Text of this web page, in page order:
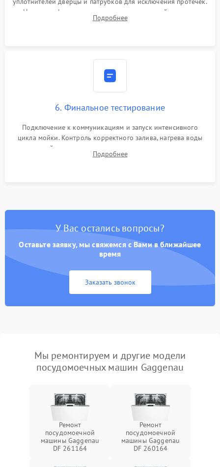
Надежная фиксация хомутов гидравлической системы,
сборка корпуса и установка датчика поплавка.
Подробнее
6. Финальное тестирование
Подключение к коммуникациям и запуск интенсивного
цикла мойки. Контроль корректного залива, нагрева воды
до нужной температуры, отсутствия посторонних шумов,
штатного слива и абсолютной сухости в поддоне.
Подробнее
У Вас остались вопросы?
Оставьте заявку, мы свяжемся с Вами в ближайшее
время
Заказать звонок
Мы ремонтируем и другие модели
посудомоечных машин Gaggenau
Ремонт
посудомоечной
машины Gaggenau
DF 261164
Ремонт
посудомоечной
машины Gaggenau
DF 260164